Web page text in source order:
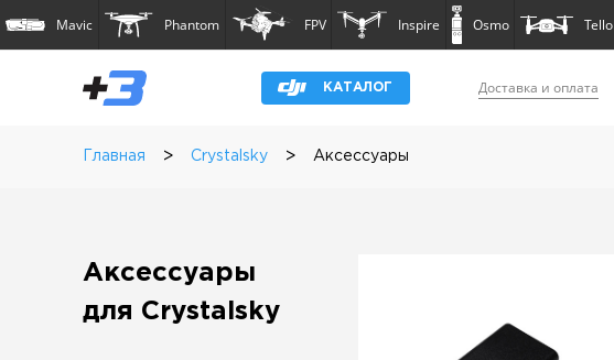
Mavic Phantom FPV Inspire Osmo Tello
КАТАЛОГ Доставка и оплата
Главная > Crystalsky > Аксессуары
Аксессуары
для Crystalsky